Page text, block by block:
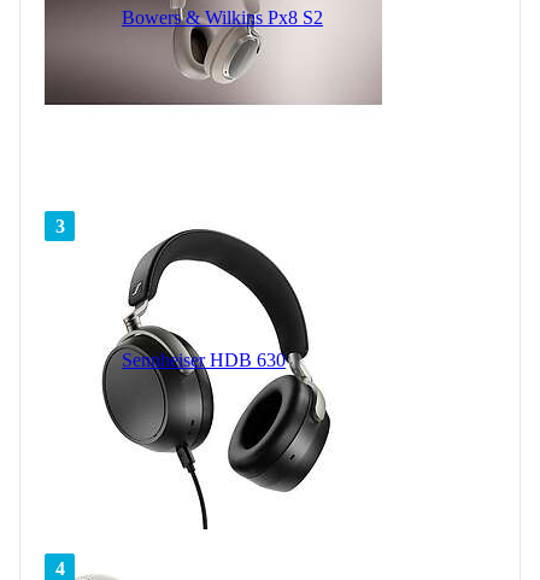
Bowers & Wilkins Px8 S2
3
Sennheiser HDB 630
4